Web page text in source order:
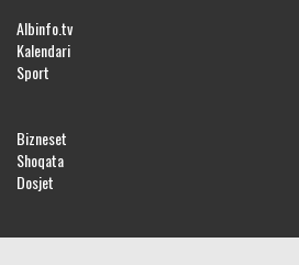
Albinfo.tv
Kalendari
Sport
Bizneset
Shoqata
Dosjet